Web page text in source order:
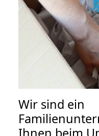
Wir sind ein